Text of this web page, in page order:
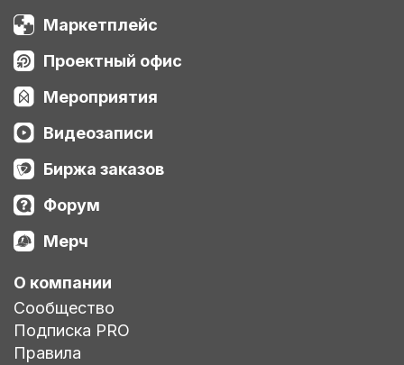
Маркетплейс
Проектный офис
Мероприятия
Видеозаписи
Биржа заказов
Форум
Мерч
О компании
Сообщество
Подписка PRO
Правила